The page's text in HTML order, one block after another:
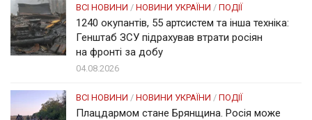
ВСІ НОВИНИ / НОВИНИ УКРАЇНИ / ПОДІЇ
1240 окупантів, 55 артсистем та інша техніка:
Генштаб ЗСУ підрахував втрати росіян
на фронті за добу
04.08.2026
ВСІ НОВИНИ / НОВИНИ УКРАЇНИ / ПОДІЇ
Плацдармом стане Брянщина. Росія може